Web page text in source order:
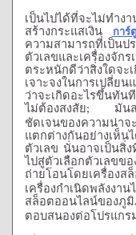
เป็นไปได้ที่จะไม่ทำง
สร้างกระแสเงิน กา
ความสามารถที่เป็นป
ตัวเลขและเครื่องจักร
ตระหนักดีว่าสิ่งใดจะ
เจาะจงในการเปลี่ยน
ว่าจะเกิดอะไรขึ้นทันที
ไม่ต้องสงสัย; มัน
ชัดเจนของความน่าจ
แตกต่างกันอย่างเห็น
ตัวเลข นั่นอาจเป็นสิ่
ไปสู่ตัวเลือกตัวเลขข
ถ่ายโอนโดยเครื่องส
เครื่องกำเนิดพลังงา
สล็อตออนไลน์ของภู
ตอบสนองต่อโปรแกร